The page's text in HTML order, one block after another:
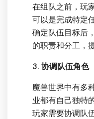
在组队之前，玩
可以是完成特定
确定队伍目标后
的职责和分工，
3. 协调队伍角色
魔兽世界中有多
业都有自己独特
玩家需要协调队